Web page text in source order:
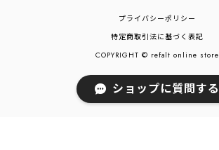
プライバシーポリシー
特定商取引法に基づく表記
COPYRIGHT © refalt online store
ショップに質問する